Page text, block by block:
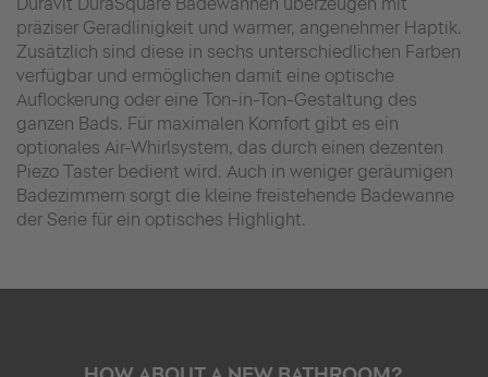
präziser Geradlinigkeit und warmer, angenehmer Haptik.
Zusätzlich sind diese in sechs unterschiedlichen Farben
verfügbar und ermöglichen damit eine optische
Auflockerung oder eine Ton-in-Ton-Gestaltung des
ganzen Bads. Für maximalen Komfort gibt es ein
optionales Air-Whirlsystem, das durch einen dezenten
Piezo Taster bedient wird. Auch in weniger geräumigen
Badezimmern sorgt die kleine freistehende Badewanne
der Serie für ein optisches Highlight.